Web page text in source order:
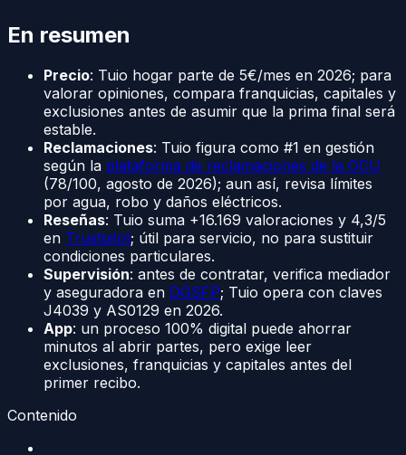
En resumen
Precio: Tuio hogar parte de 5€/mes en 2026; para
valorar opiniones, compara franquicias, capitales y
exclusiones antes de asumir que la prima final será
estable.
Reclamaciones: Tuio figura como #1 en gestión
según la plataforma de reclamaciones de la OCU
(78/100, agosto de 2026); aun así, revisa límites
por agua, robo y daños eléctricos.
Reseñas: Tuio suma +16.169 valoraciones y 4,3/5
en Trustpilot; útil para servicio, no para sustituir
condiciones particulares.
Supervisión: antes de contratar, verifica mediador
y aseguradora en DGSFP; Tuio opera con claves
J4039 y AS0129 en 2026.
App: un proceso 100% digital puede ahorrar
minutos al abrir partes, pero exige leer
exclusiones, franquicias y capitales antes del
primer recibo.
Contenido